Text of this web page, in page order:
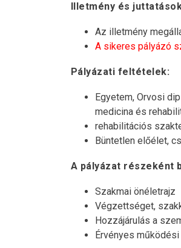
Illetmény és
Az illetmény
A sikeres pályázó
Pályázati feltételek:
Egyetem, Orvosi
medicina és
rehabilitációs
Büntetlen előélet,
A pályázat részeként
Szakmai önéletrajz
Végzettséget,
Hozzájárulás a
Érvényes